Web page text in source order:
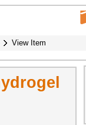
View Item